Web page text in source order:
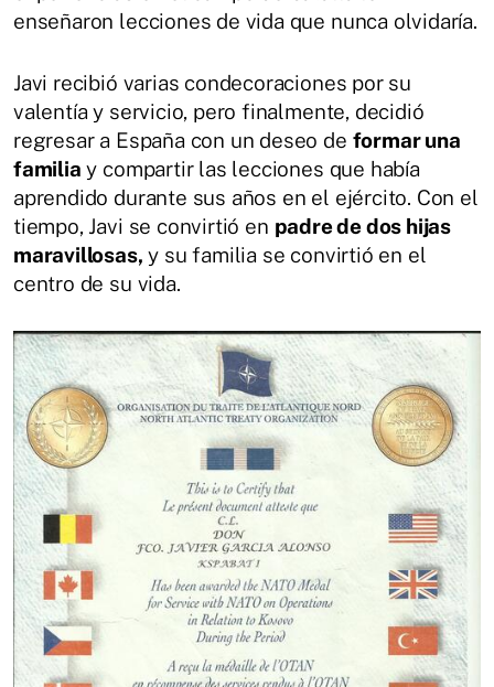
enseñaron lecciones de vida que nunca olvidaría.
Javi recibió varias condecoraciones por su
valentía y servicio, pero finalmente, decidió
regresar a España con un deseo de formar una
familia y compartir las lecciones que había
aprendido durante sus años en el ejército. Con el
tiempo, Javi se convirtió en padre de dos hijas
maravillosas, y su familia se convirtió en el
centro de su vida.